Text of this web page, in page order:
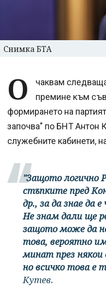
Снимка БТА
О
чаквам
премине към
формирането на
започва" по БНТ Антон
служебните кабинети,
"Защото логично
стъпките пред
др., за да знае да
Не знам дали ще
защото може да
това, вероятно
минат през някои
но всичко това е
Кутев.